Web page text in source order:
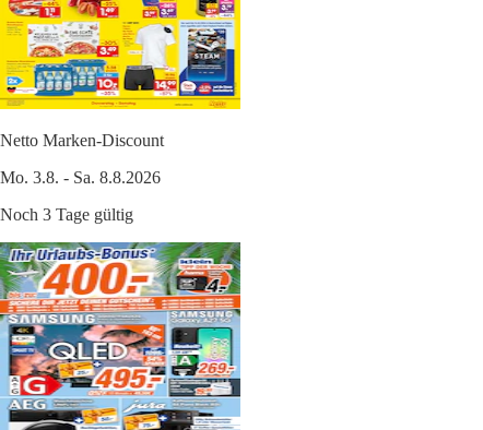
Netto Marken-Discount
Mo. 3.8. - Sa. 8.8.2026
Noch 3 Tage gültig